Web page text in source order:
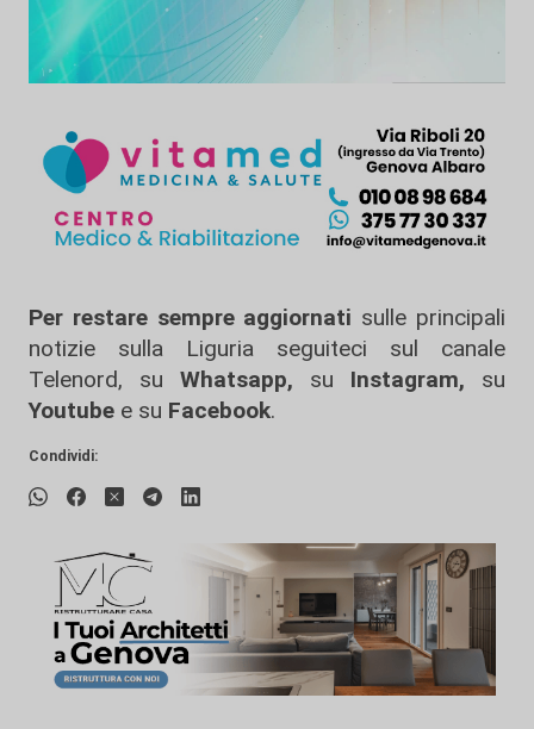
Per restare sempre aggiornati sulle principali
notizie sulla Liguria seguiteci sul canale
Telenord, su
Whatsapp, su Instagram, su
Youtube e su Facebook.
Condividi: